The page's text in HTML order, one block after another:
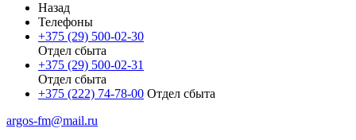
Назад
Телефоны
+375 (29) 500-02-30
Отдел сбыта
+375 (29) 500-02-31
Отдел сбыта
+375 (222) 74-78-00 Отдел сбыта
argos-fm@mail.ru